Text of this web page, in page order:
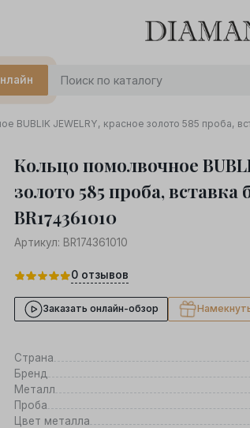
0 : 0
BUBLIK JEWELRY, красное золото 585 проба,
Кольцо помолвочное
золото 585 проба,
BR174361010
Артикул: BR174361010
0 отзывов
Заказать онлайн-обзор
Страна
Бренд
Металл
Проба
Цвет металла